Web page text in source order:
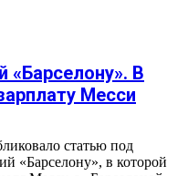
«Барселону». В
Месси
статью под
«Барселону», в которой